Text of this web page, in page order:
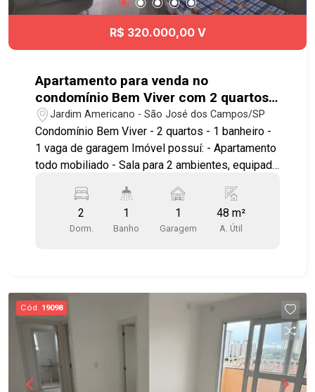
R$ 320.000,00 V
Apartamento para venda no
condomínio Bem Viver com 2 quartos
e 1 vaga de garagem - 48 m² no bairro
Jardim Americano
Jardim Americano - São José dos Campos/SP
Condomínio Bem Viver - 2 quartos - 1 banheiro -
1 vaga de garagem Imóvel possuí: - Apartamento
todo mobiliado - Sala para 2 ambientes, equipada
planejada, incluindo geladeira, cooktop, coifa,
micro-ondas, forno, liquidificador, cafeteira,
panelas, talheres, pratos e copos - Armários
Lavanderia equipada, dispondo de máquina de
lavar roupas e varal de teto - Tudo com está na
foto... * Aceita permuta por casa em SJC * Lazer
do condomínio: - Churrasqueira - Piscina -
Playground - Salão de Festa - Salão de Jogos
Conta com fácil acesso à Avenida Bacabal,
2
Dorm.
1
Banho
1
Garagem
48 m²
A. Útil
Cód. 19098